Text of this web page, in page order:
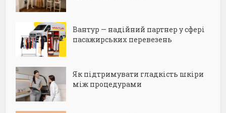
Вантур — надійний партнер у сфері
пасажирських перевезень
Як підтримувати гладкість шкіри
між процедурами